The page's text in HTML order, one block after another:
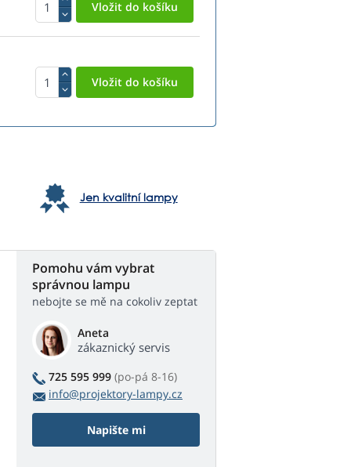
Jen kvalitní lampy
Pomohu vám vybrat
správnou lampu
nebojte se mě na cokoliv zeptat
Aneta
zákaznický servis
725 595 999 (po-pá 8-16)
info@projektory-lampy.cz
Napište mi